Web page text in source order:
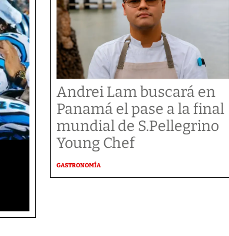
Andrei Lam buscará en
Panamá el pase a la final
mundial de S.Pellegrino
Young Chef
GASTRONOMÍA